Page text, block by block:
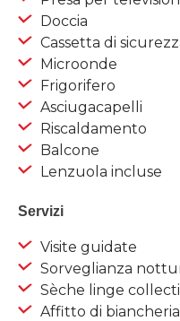
Doccia
Cassetta di
Microonde
Frigorifero
Asciugacapelli
Riscaldamento
Balcone
Lenzuola incluse
Servizi
Visite guidate
Sorveglianza
Sèche linge
Affitto di biancheria